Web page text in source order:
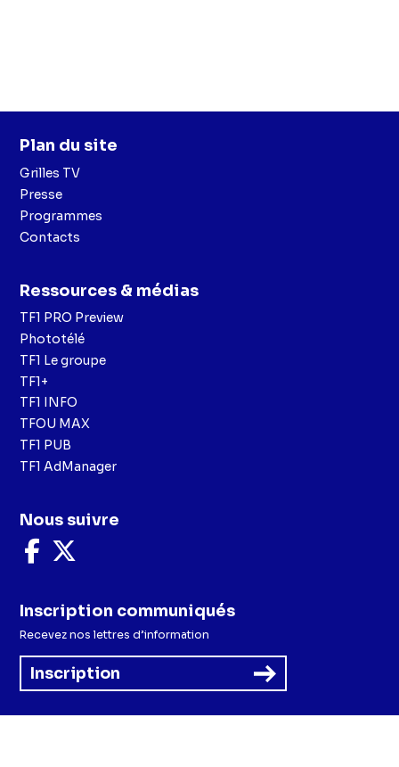
Plan du site
Grilles TV
Presse
Programmes
Contacts
Ressources & médias
TF1 PRO Preview
Phototélé
TF1 Le groupe
TF1+
TF1 INFO
TFOU MAX
TF1 PUB
TF1 AdManager
Nous suivre
Nous
suivre
Facebook
X
Inscription communiqués
Recevez nos lettres d’information
Inscription